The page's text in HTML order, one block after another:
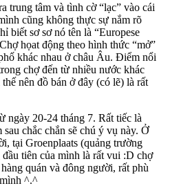
trung tâm và tình cờ “lạc” vào cái
cũng không thực sự nắm rõ
biết sơ sơ nó tên là “Europese
họat động theo hình thức “mở”
khác nhau ở châu Âu. Điểm nổi
chợ đến từ nhiều nước khác
nên đồ bán ở đây (có lẽ) là rất
ngày 20-24 tháng 7. Rất tiếc là
chắc chắn sẽ chú ý vụ này. Ở
tại Groenplaats (quảng trường
tiên của mình là rất vui :D chợ
quán và đông người, rất phù
^.^